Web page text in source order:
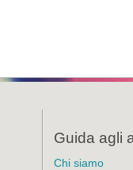
Guida agli
Chi siamo